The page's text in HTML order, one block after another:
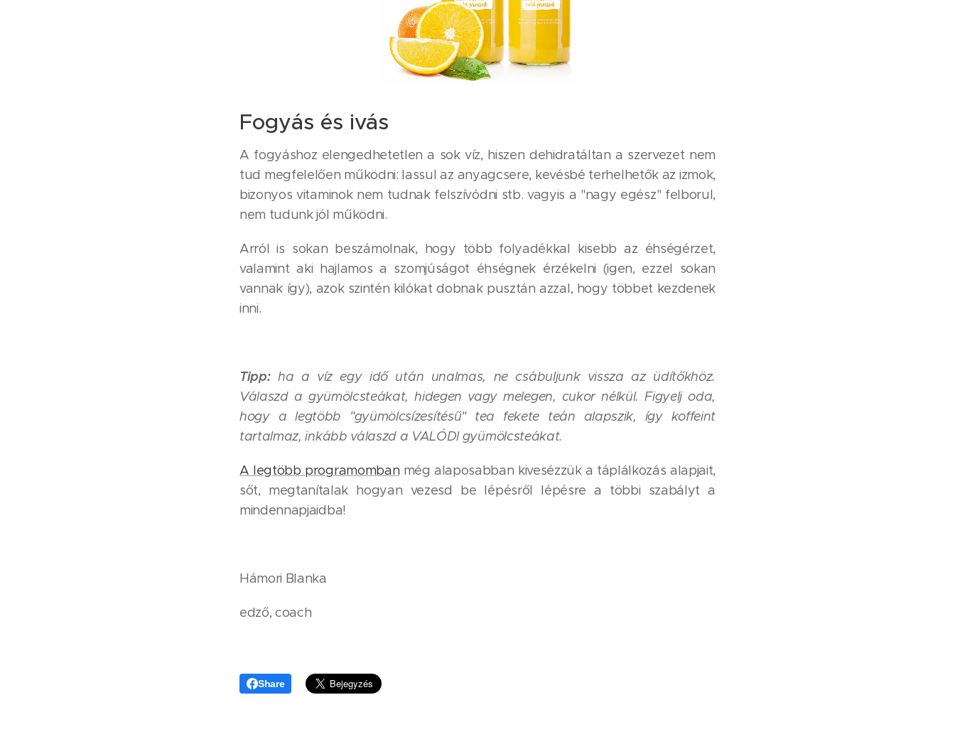
Fogyás és ivás
A fogyáshoz elengedhetetlen a sok víz, hiszen dehidratáltan a szervezet nem
tud megfelelően működni: lassul az anyagcsere, kevésbé terhelhetők az izmok,
bizonyos vitaminok nem tudnak felszívódni stb. vagyis a "nagy egész" felborul,
nem tudunk jól működni.
Arról is sokan beszámolnak, hogy több folyadékkal kisebb az éhségérzet,
valamint aki hajlamos a szomjúságot éhségnek érzékelni (igen, ezzel sokan
vannak így), azok szintén kilókat dobnak pusztán azzal, hogy többet kezdenek
inni.
Tipp:ha a víz egy idő után unalmas, ne csábuljunk vissza az üdítőkhöz.
Válaszd a gyümölcsteákat, hidegen vagy melegen, cukor nélkül. Figyelj oda,
hogy a legtöbb "gyümölcsízesítésű" tea fekete teán alapszik, így koffeint
tartalmaz, inkább válaszd a VALÓDI gyümölcsteákat.
A legtöbb programomban még alaposabban kivesézzük a táplálkozás alapjait,
sőt, megtanítalak hogyan vezesd be lépésről lépésre a többi szabályt a
mindennapjaidba!
Hámori Blanka
edző, coach
Share